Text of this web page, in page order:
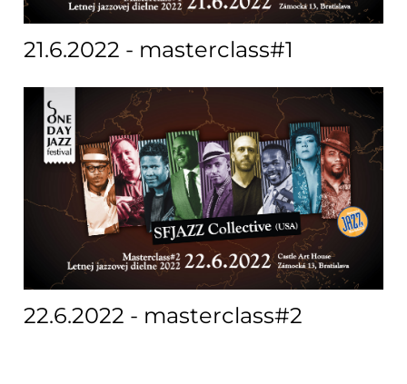
21.6.2022 - masterclass#1
22.6.2022 - masterclass#2